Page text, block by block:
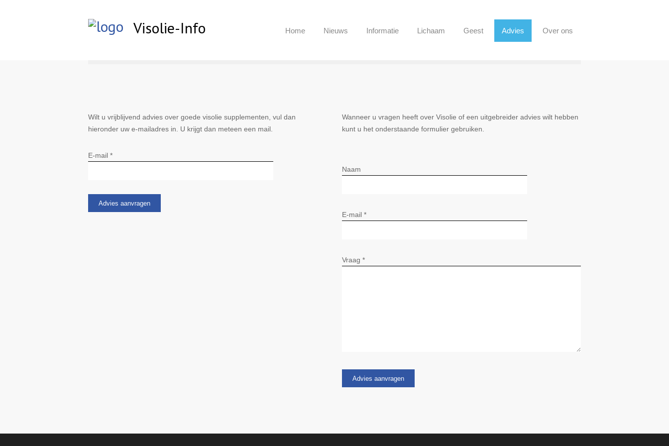
Visolie-Info Home Nieuws Informatie Lichaam Geest Advies Over ons
Wilt u vrijblijvend advies over goede visolie supplementen, vul dan
hieronder uw e-mailadres in. U krijgt dan meteen een mail.
E-mail *
Wanneer u vragen heeft over Visolie of een uitgebreider advies wilt hebben
kunt u het onderstaande formulier gebruiken.
Naam
E-mail *
Vraag *